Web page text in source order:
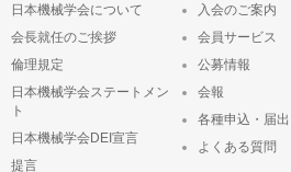
日本機械学会について
会長就任のご挨拶
倫理規定
日本機械学会ステートメン
ト
日本機械学会DEI宣言
提言
入会のご案内
会員サービス
公募情報
会報
各種申込・届
よくある質問